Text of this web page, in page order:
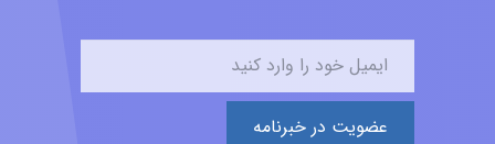
عضویت در خبرنامه